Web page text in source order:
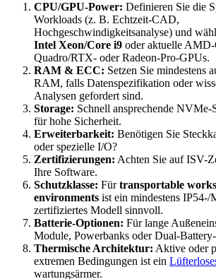
CPU/GPU-Power: Definieren Sie die
Workloads (z. B. Echtzeit-CAD,
Hochgeschwindigkeitsanalyse) und
Intel Xeon/Core i9 oder aktuelle
Quadro/RTX- oder Radeon-Pro-GPUs.
RAM & ECC: Setzen Sie mindestens
RAM, falls Datenspezifikation oder
Analysen gefordert sind.
Storage: Schnell ansprechende
für hohe Sicherheit.
Erweiterbarkeit: Benötigen Sie
oder spezielle I/O?
Zertifizierungen: Achten Sie auf ISV-
Ihre Software.
Schutzklasse: Fürtransportable
environments ist ein mindestens
zertifiziertes Modell sinnvoll.
Batterie-Optionen: Für lange
Module, Powerbanks oder Dual-
Thermische Architektur: Aktive oder
extremen Bedingungen ist ein
wartungsärmer.